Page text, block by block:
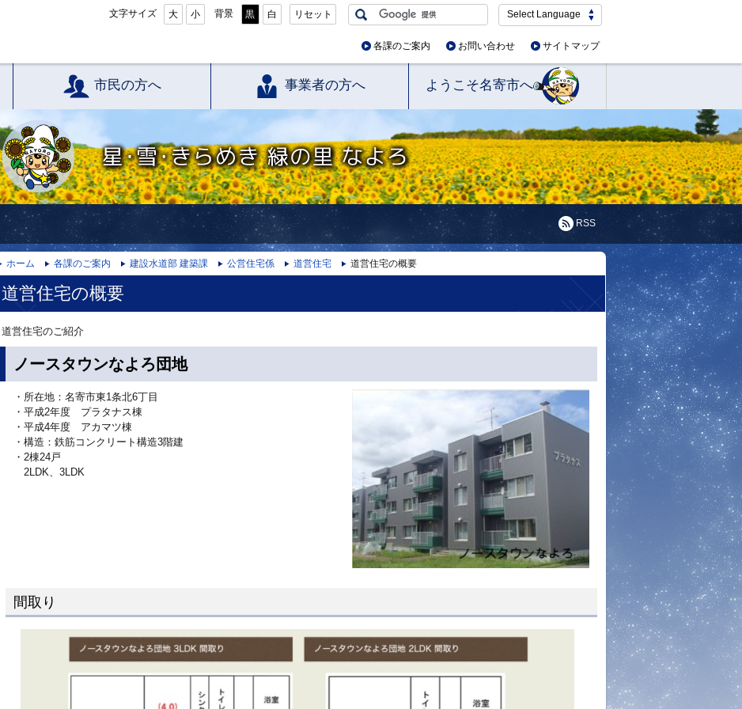
文字サイズ 大 小 背景 黒 白 リセット Select Language
各課のご案内 お問い合わせ サイトマップ
市民の方へ 事業者の方へ ようこそ名寄市へ
星・雪・きらめき 緑の里 なよろ
RSS
ホーム 各課のご案内 建設水道部 建築課 公営住宅係 道営住宅 道営住宅の概要
道営住宅の概要
道営住宅のご紹介
ノースタウンなよろ団地
・所在地：名寄市東1条北6丁目
・平成2年度 プラタナス棟
・平成4年度 アカマツ棟
・構造：鉄筋コンクリート構造3階建
・2棟24戸
2LDK、3LDK
間取り